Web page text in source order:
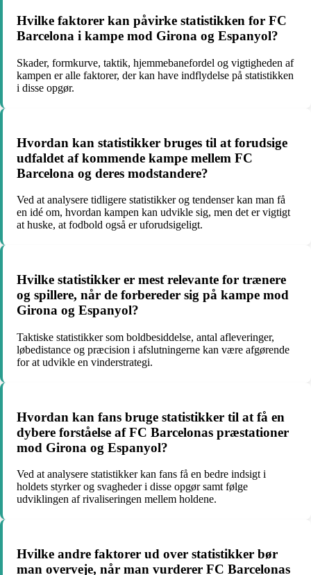
Hvilke faktorer kan påvirke statistikken for FC
Barcelona i kampe mod Girona og Espanyol?
Skader, formkurve, taktik, hjemmebanefordel og vigtigheden af
kampen er alle faktorer, der kan have indflydelse på statistikken
i disse opgør.
Hvordan kan statistikker bruges til at forudsige
udfaldet af kommende kampe mellem FC
Barcelona og deres modstandere?
Ved at analysere tidligere statistikker og tendenser kan man få
en idé om, hvordan kampen kan udvikle sig, men det er vigtigt
at huske, at fodbold også er uforudsigeligt.
Hvilke statistikker er mest relevante for trænere
og spillere, når de forbereder sig på kampe mod
Girona og Espanyol?
Taktiske statistikker som boldbesiddelse, antal afleveringer,
løbedistance og præcision i afslutningerne kan være afgørende
for at udvikle en vinderstrategi.
Hvordan kan fans bruge statistikker til at få en
dybere forståelse af FC Barcelonas præstationer
mod Girona og Espanyol?
Ved at analysere statistikker kan fans få en bedre indsigt i
holdets styrker og svagheder i disse opgør samt følge
udviklingen af rivaliseringen mellem holdene.
Hvilke andre faktorer ud over statistikker bør
man overveje, når man vurderer FC Barcelonas